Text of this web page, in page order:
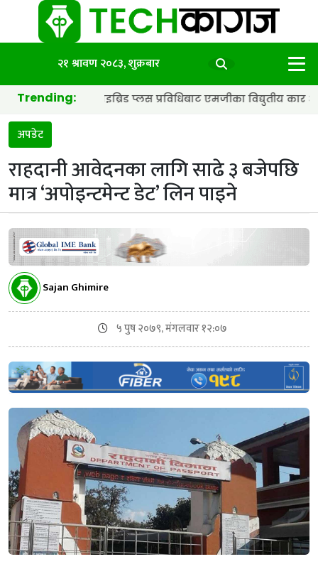
२१ श्रावण २०८३, शुक्रबार
Trending:
ब्याट्री र हाइब्रिड प्लस प्रविधिबाट एमजीका विद्युतीय कार अझ छिटा र
अपडेट
राहदानी आवेदनका लागि साढे ३ बजेपछि
मात्र ‘अपोइन्टमेन्ट डेट’ लिन पाइने
Sajan Ghimire
५ पुष २०७९, मंगलवार १२:०७